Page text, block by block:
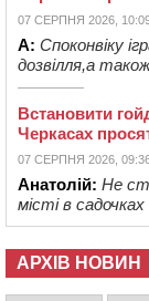
07 СЕРПНЯ 2026,
А: Споконвіку
дозвілля,а
Встановити
Черкасах
07 СЕРПНЯ 2026,
Анатолій: Не
місті в садочках
АРХІВ НОВИН